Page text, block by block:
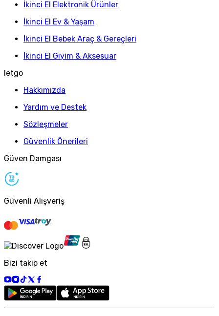
İkinci El Elektronik Ürünler
İkinci El Ev & Yaşam
İkinci El Bebek Araç & Gereçleri
İkinci El Giyim & Aksesuar
letgo
Hakkımızda
Yardım ve Destek
Sözleşmeler
Güvenlik Önerileri
Güven Damgası
Güvenli Alışveriş
Bizi takip et